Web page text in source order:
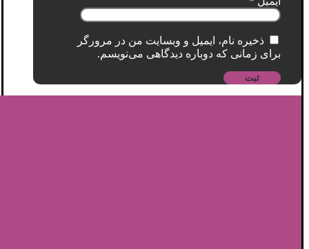
ذخیره نام، ایمیل و وبسایت من در مرورگر
برای زمانی که دوباره دیدگاهی می‌نویسم.